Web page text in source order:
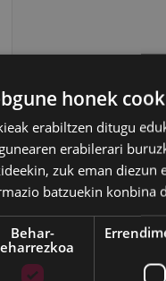
honek
erabiltzen ditugu
erabilerari
zuk eman diezun
batzuekin konbina
Behar-